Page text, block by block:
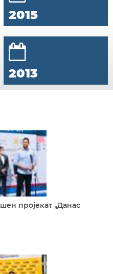
2015
2013
пројекат „Данас